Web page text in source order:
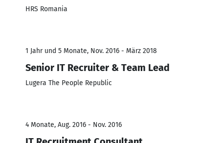
HRS Romania
1 Jahr und 5 Monate, Nov. 2016 - März 2018
Senior IT Recruiter & Team Lead
Lugera The People Republic
4 Monate, Aug. 2016 - Nov. 2016